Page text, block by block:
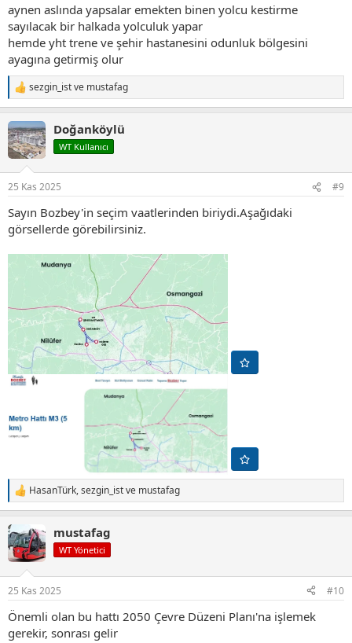
aynen aslında yapsalar emekten binen yolcu kestirme
sayılacak bir halkada yolculuk yapar
hemde yht trene ve şehir hastanesini odunluk bölgesini
ayagına getirmiş olur
T
e
k
i
l
:
sezgin_istve mustafag
Doğanköylü
WT Kullanıcı
25 Kas 2025 #9
Sayın Bozbey'in seçim vaatlerinden biriydi.Aşağıdaki
görsellerde görebilirsiniz.
T
e
k
i
l
:
HasanTürk,sezgin_istve mustafag
mustafag
WT Yönetici
25 Kas 2025 #10
Önemli olan bu hattı 2050 Çevre Düzeni Planı'na işlemek
gerekir, sonrası gelir